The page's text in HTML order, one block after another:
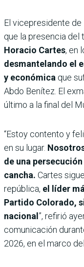
El vicepresidente de
que la presencia del
Horacio Cartes, en
desmantelando el
y económica que
Abdo Benítez. El
último a la final del
“Estoy contento y
en su lugar.
de una
cancha. Cartes
república, el líder
Partido Colorado,
nacional ”, refirió
comunicación
2026, en el marco